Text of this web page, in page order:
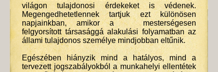
világon tulajdonosi érdekeket is védenek.
Megengedhetetlennek tartjuk ezt különösen
napjainkban, amikor a mesterségesen
felgyorsított társasággá alakulási folyamatban az
állami tulajdonos személye mindjobban eltűnik.
Egészében hiányzik mind a hatályos, mind a
tervezett jogszabályokból a munkahelyi ellentétek